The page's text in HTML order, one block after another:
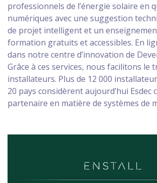
professionnels de l’énergie solaire en
numériques avec une suggestion
de projet intelligent et un
formation gratuits et accessibles. En
dans notre centre d’innovation de
Grâce à ces services, nous facilitons le
installateurs. Plus de 12 000
20 pays considèrent aujourd’hui Esdec
partenaire en matière de systèmes de